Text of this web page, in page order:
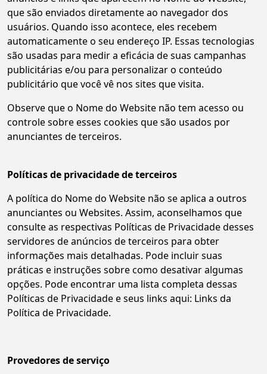
que são enviados diretamente ao navegador dos
usuários. Quando isso acontece, eles recebem
automaticamente o seu endereço IP. Essas tecnologias
são usadas para medir a eficácia de suas campanhas
publicitárias e/ou para personalizar o conteúdo
publicitário que você vê nos sites que visita.
Observe que o Nome do Website não tem acesso ou
controle sobre esses cookies que são usados por
anunciantes de terceiros.
Políticas de privacidade de terceiros
A política do Nome do Website não se aplica a outros
anunciantes ou Websites. Assim, aconselhamos que
consulte as respectivas Políticas de Privacidade desses
servidores de anúncios de terceiros para obter
informações mais detalhadas. Pode incluir suas
práticas e instruções sobre como desativar algumas
opções. Pode encontrar uma lista completa dessas
Políticas de Privacidade e seus links aqui: Links da
Política de Privacidade.
Provedores de serviço